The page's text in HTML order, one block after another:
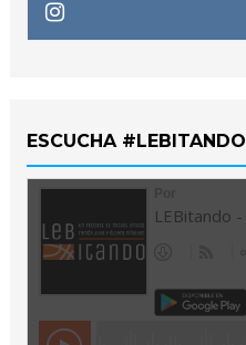
ESCUCHA #LEBITANDO